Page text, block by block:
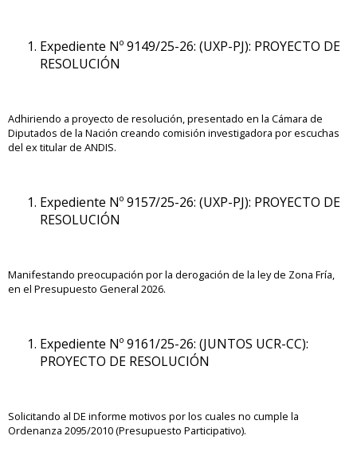
Expediente Nº 9149/25-26: (UXP-PJ): PROYECTO DE
RESOLUCIÓN
Adhiriendo a proyecto de resolución, presentado en la Cámara de
Diputados de la Nación creando comisión investigadora por escuchas
del ex titular de ANDIS.
Expediente Nº 9157/25-26: (UXP-PJ): PROYECTO DE
RESOLUCIÓN
Manifestando preocupación por la derogación de la ley de Zona Fría,
en el Presupuesto General 2026.
Expediente Nº 9161/25-26: (JUNTOS UCR-CC):
PROYECTO DE RESOLUCIÓN
Solicitando al DE informe motivos por los cuales no cumple la
Ordenanza 2095/2010 (Presupuesto Participativo).